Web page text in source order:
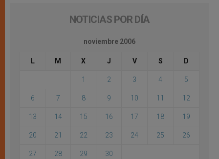
NOTICIAS POR DÍA
noviembre 2006
L M X J V S D
1 2 3 4 5
6 7 8 9 10 11 12
13 14 15 16 17 18 19
20 21 22 23 24 25 26
27 28 29 30